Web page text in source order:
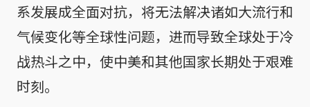
系发展成全面对抗，将无法解决诸如大流行和
气候变化等全球性问题，进而导致全球处于冷
战热斗之中，使中美和其他国家长期处于艰难
时刻。